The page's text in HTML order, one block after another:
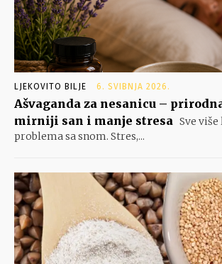
LJEKOVITO BILJE 6. SVIBNJA 2026.
Ašvaganda za nesanicu –
mirniji san i manje stresa Sve
problema sa snom. Stres,...